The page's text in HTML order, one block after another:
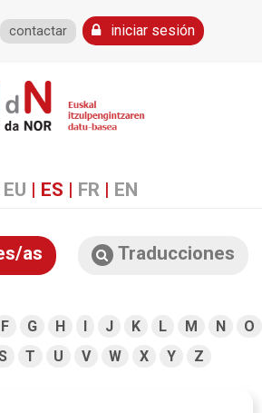
contactar iniciar sesión
EU | ES | FR | EN
as Traducciones
F G H I J K L M N
O
T U V W X Y Z